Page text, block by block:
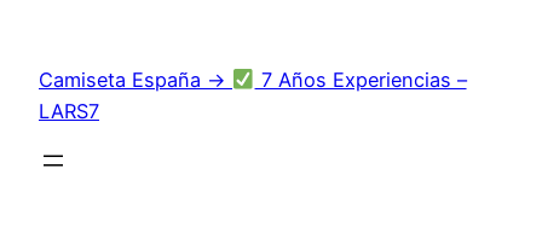
contenido
Camiseta España →
7 Años Experiencias –
LARS7